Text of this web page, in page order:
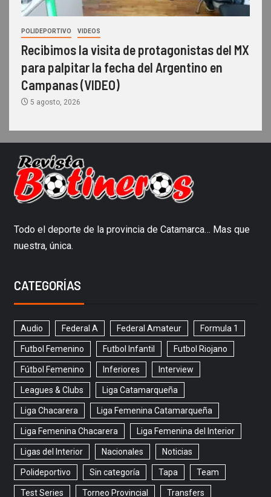
POLIDEPORTIVO VIDEOS
Recibimos la visita de protagonistas del MX
para palpitar la fecha del Argentino en
Campanas (VIDEO)
5 agosto, 2026
Todo el deporte de la provincia de Catamarca… Mas que
nuestra, única.
CATEGORÍAS
Audio Federal A Federal Amateur Formula 1
Futbol Femenino Futbol Infantil Futbol Riojano
Fútbol Femenino Inferiores Interview
Leagues & Clubs Liga Catamarqueña
Liga Chacarera Liga Femenina Catamarqueña
Liga Femenina Chacarera Liga Femenina del Interior
Ligas del Interior Nacionales Noticias
Polideportivo Sin categoría Tapa Team
Test Series Torneo Provincial Transfers